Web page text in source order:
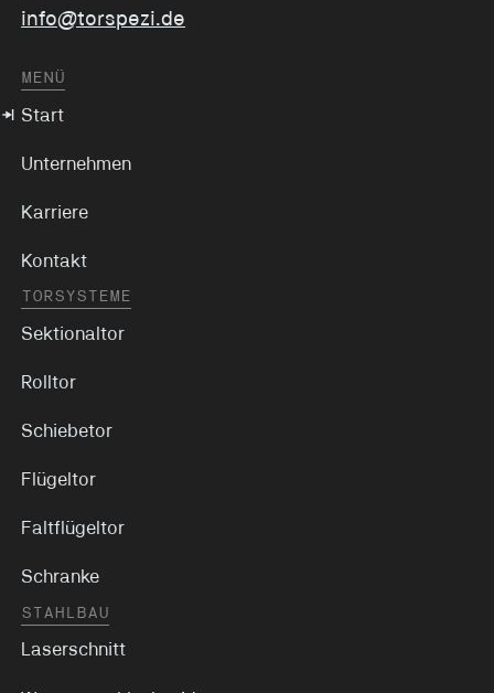
info@torspezi.de
MENÜ
Start
Unternehmen
Karriere
Kontakt
TORSYSTEME
Sektionaltor
Rolltor
Schiebetor
Flügeltor
Faltflügeltor
Schranke
STAHLBAU
Laserschnitt